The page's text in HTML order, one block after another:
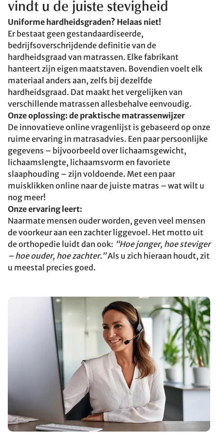
vindt u de juiste stevigheid
Uniforme hardheidsgraden? Helaas niet!
Er bestaat geen gestandaardiseerde,
bedrijfsoverschrijdende definitie van de
hardheidsgraad van matrassen. Elke fabrikant
hanteert zijn eigen maatstaven. Bovendien voelt elk
materiaal anders aan, zelfs bij dezelfde
hardheidsgraad. Dat maakt het vergelijken van
verschillende matrassen allesbehalve eenvoudig.
Onze oplossing: de praktische matrassenwijzer
De innovatieve online vragenlijst is gebaseerd op onze
ruime ervaring in matrasadvies. Een paar persoonlijke
gegevens – bijvoorbeeld over lichaamsgewicht,
lichaamslengte, lichaamsvorm en favoriete
slaaphouding – zijn voldoende. Met een paar
muisklikken online naar de juiste matras – wat wilt u
nog meer!
Onze ervaring leert:
Naarmate mensen ouder worden, geven veel mensen
de voorkeur aan een zachter liggevoel. Het motto uit
de orthopedie luidt dan ook: “Hoe jonger, hoe steviger
– hoe ouder, hoe zachter.”Als u zich hieraan houdt, zit
u meestal precies goed.